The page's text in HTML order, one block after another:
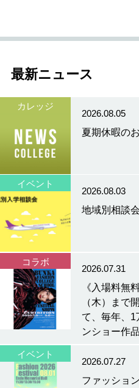
最新ニュース
カレッジ
2026.08.05
夏期休暇の
イベント
2026.08.03
地域別相談
コラボ
2026.07.31
《入場料無
（木）まで
て、毎年、1
ンショー作
イベント
2026.07.27
ファッショ